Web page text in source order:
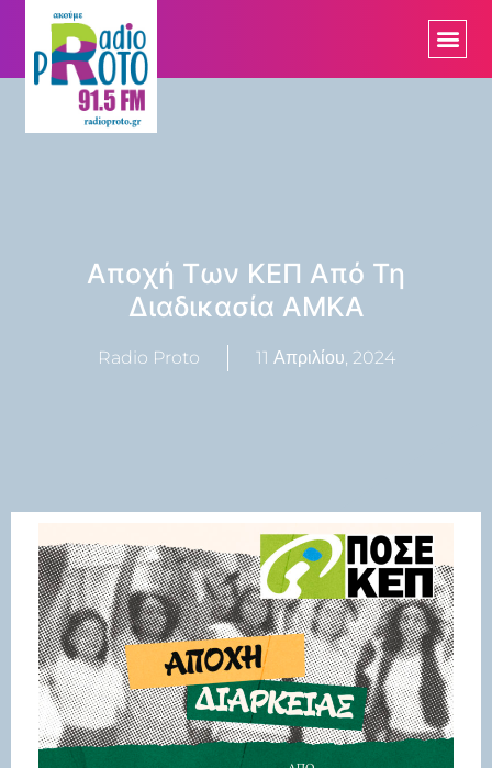
Αποχή Των ΚΕΠ Από Τη
Διαδικασία ΑΜΚΑ
Radio Proto 11 Απριλίου, 2024